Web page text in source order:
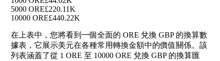
5000 ORE£220.11K
10000 ORE£440.22K
在上表中，您將看到一個全面的 ORE 兌換 GBP 的換算數
據表，它展示美元在各種常用轉換金額中的價值關係。該
列表涵蓋了從 1 ORE 至 10000 ORE 兌換 GBP 的換算匯